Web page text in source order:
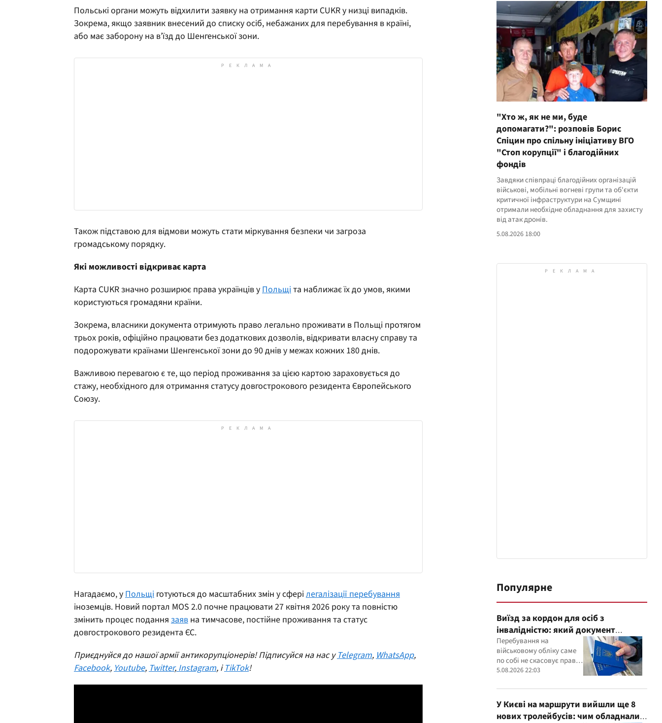
Польські органи можуть відхилити заявку на отримання карти CUKR у низці випадків.
Зокрема, якщо заявник внесений до списку осіб, небажаних для перебування в країні,
або має заборону на в’їзд до Шенгенської зони.
Також підставою для відмови можуть стати міркування безпеки чи загроза
громадському порядку.
Які можливості відкриває карта
Карта CUKR значно розширює права українців у Польщіта наближає їх до умов, якими
користуються громадяни країни.
Зокрема, власники документа отримують право легально проживати в Польщі протягом
трьох років, офіційно працювати без додаткових дозволів, відкривати власну справу та
подорожувати країнами Шенгенської зони до 90 днів у межах кожних 180 днів.
Важливою перевагою є те, що період проживання за цією картою зараховується до
стажу, необхідного для отримання статусу довгострокового резидента Європейського
Союзу.
Нагадаємо, у Польщі готуються до масштабних змін у сферілегалізації перебування
іноземців. Новий портал MOS 2.0 почне працювати 27 квітня 2026 року та повністю
змінить процес подання заяв на тимчасове, постійне проживання та статус
довгострокового резидента ЄС.
Приєднуйся до нашої армії антикорупціонерів! Підписуйся на нас уTelegram, WhatsApp,
Facebook, Youtube, Twitter, Instagram, і TikTok!
"Хто ж, як не ми, буде
допомагати?": розповів Борис
Спіцин про спільну ініціативу ВГО
"Стоп корупції" і благодійних
фондів
Завдяки співпраці благодійних організацій
військові, мобільні вогневі групи та об'єкти
критичної інфраструктури на Сумщині
отримали необхідне обладнання для захисту
від атак дронів.
5.08.2026 18:00
Популярне
Виїзд за кордон для осіб з
інвалідністю: який документ
потрібно показати прикордонникам
Перебування на
військовому обліку саме
по собі не скасовує права
на виїзд, однак
підтвердити
документально
5.08.2026 22:03
У Києві на маршрути вийшли ще 8
нових тролейбусів: чим обладнали